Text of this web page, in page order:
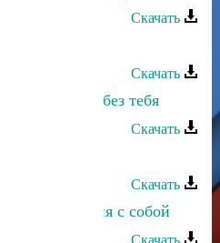
Скачать
- Эй, кузнец
Скачать
- Нет жизни без тебя
Скачать
- Красивый
Скачать
- Возьми меня с собой
Скачать